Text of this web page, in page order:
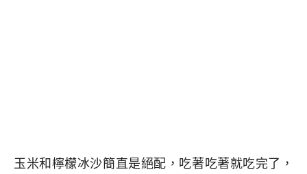
玉米和檸檬冰沙簡直是絕配，吃著吃著就吃完了，